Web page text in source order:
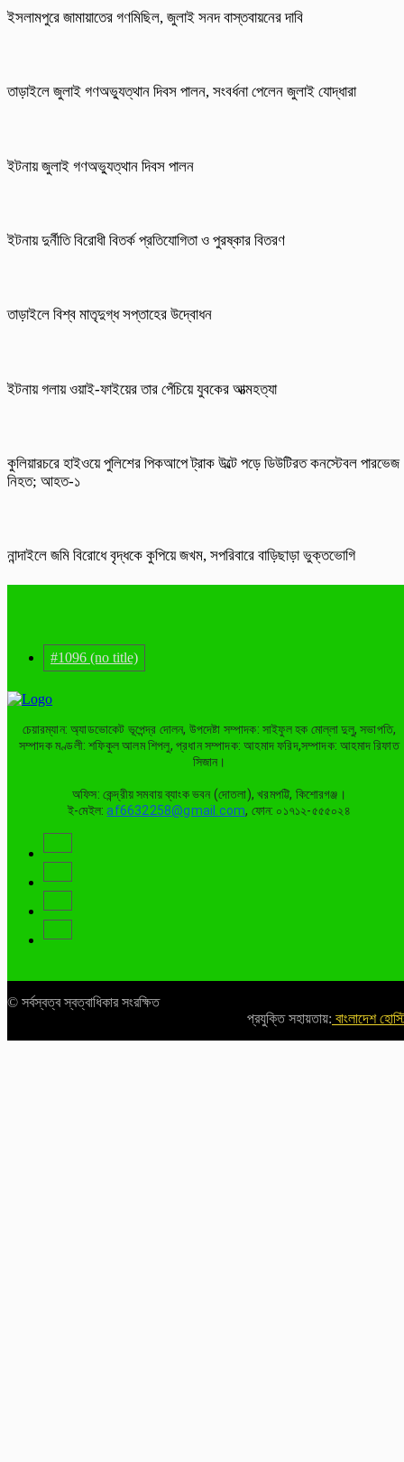
ইসলামপুরে জামায়াতের গণমিছিল, জুলাই সনদ বাস্তবায়নের দাবি
তাড়াইলে জুলাই গণঅভ্যুত্থান দিবস পালন, সংবর্ধনা পেলেন জুলাই যোদ্ধারা
ইটনায় জুলাই গণঅভ্যুত্থান দিবস পালন
ইটনায় দুর্নীতি বিরোধী বিতর্ক প্রতিযোগিতা ও পুরষ্কার বিতরণ
তাড়াইলে বিশ্ব মাতৃদুগ্ধ সপ্তাহের উদ্বোধন
ইটনায় গলায় ওয়াই-ফাইয়ের তার পেঁচিয়ে যুবকের আত্মহত্যা
কুলিয়ারচরে হাইওয়ে পুলিশের পিকআপে ট্রাক উল্টে পড়ে ডিউটিরত কনস্টেবল পারভেজ
নিহত; আহত-১
নান্দাইলে জমি বিরোধে বৃদ্ধকে কুপিয়ে জখম, সপরিবারে বাড়িছাড়া ভুক্তভোগি
#1096 (no title)
চেয়ারম্যান: অ্যাডভোকেট ভূপেন্দ্র দোলন, উপদেষ্টা সম্পাদক: সাইফুল হক মোল্লা দুলু, সভাপতি,
সম্পাদক মণ্ডলী: শফিকুল আলম শিপলু, প্রধান সম্পাদক: আহমাদ ফরিদ,সম্পাদক: আহমাদ রিফাত
সিজান।
অফিস: কেন্দ্রীয় সমবায় ব্যাংক ভবন (দোতলা), খরমপট্টি, কিশোরগঞ্জ।
ই-মেইল:af6632258@gmail.com, ফোন: ০১৭১২-৫৫৫০২৪
© সর্বস্বত্ব স্বত্বাধিকার সংরক্ষিত
প্রযুক্তি সহায়তায়: বাংলাদেশ